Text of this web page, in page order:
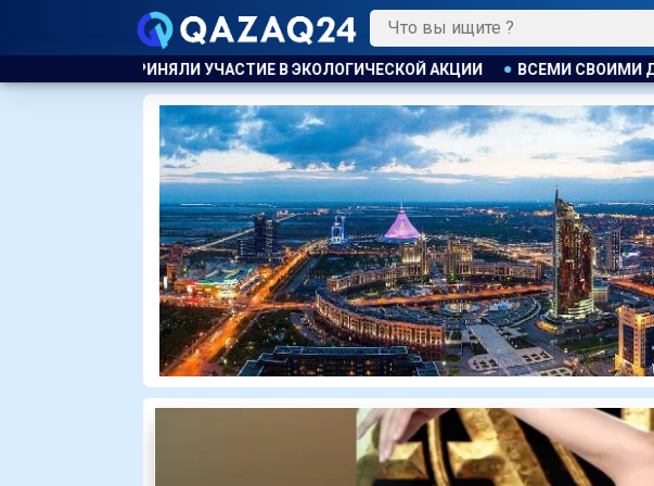
В ЭКОЛОГИЧЕСКОЙ АКЦИИ ВСЕМИ СВОИМИ ДОСТИЖЕНИЯМИ КРАЙ ОБЯЗАН